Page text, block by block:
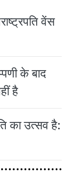
वेंस
के बाद
है
का उत्सव है: